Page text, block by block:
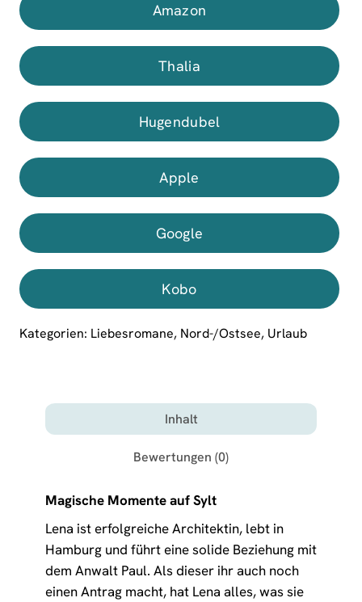
Amazon
Thalia
Hugendubel
Apple
Google
Kobo
Kategorien: Liebesromane, Nord-/Ostsee, Urlaub
Inhalt
Bewertungen (0)
Magische Momente auf Sylt
Lena ist erfolgreiche Architektin, lebt in
Hamburg und führt eine solide Beziehung mit
dem Anwalt Paul. Als dieser ihr auch noch
einen Antrag macht, hat Lena alles, was sie